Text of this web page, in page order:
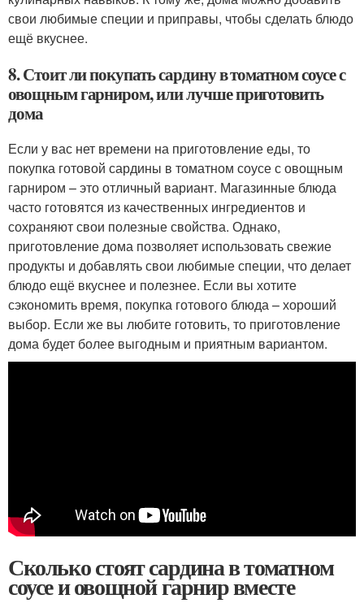
свои любимые специи и приправы, чтобы сделать блюдо
ещё вкуснее.
8. Стоит ли покупать сардину в томатном соусе с
овощным гарниром, или лучше приготовить
дома
Если у вас нет времени на приготовление еды, то
покупка готовой сардины в томатном соусе с овощным
гарниром – это отличный вариант. Магазинные блюда
часто готовятся из качественных ингредиентов и
сохраняют свои полезные свойства. Однако,
приготовление дома позволяет использовать свежие
продукты и добавлять свои любимые специи, что делает
блюдо ещё вкуснее и полезнее. Если вы хотите
сэкономить время, покупка готового блюда – хороший
выбор. Если же вы любите готовить, то приготовление
дома будет более выгодным и приятным вариантом.
Сколько стоят сардина в томатном
соусе и овощной гарнир вместе